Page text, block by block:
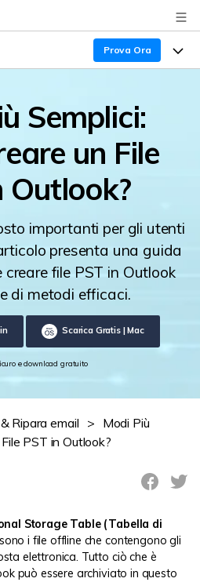
Prova Ora
dei Dati
YOUTUBE
Semplici:
un File
Outlook?
importanti per gli utenti
presenta una guida
file PST in Outlook
di metodi efficaci.
Scarica Gratis | Mac
e download gratuito
Ripara email > Modi Più
PST in Outlook?
Storage Table (Tabella di
i file offline che contengono gli
elettronica. Tutto ciò che è
può essere archiviato in questo